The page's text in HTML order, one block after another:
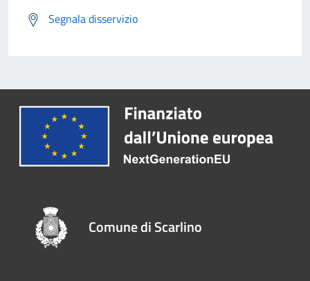
Segnala disservizio
Comune di Scarlino